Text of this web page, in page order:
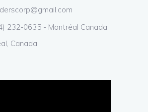
232-0635 - Montréal Canada
Canada